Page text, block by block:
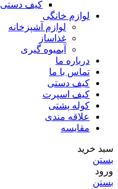
کیف دستی
لوازم خانگی
لوازم آشپزخانه
غذاساز
آبمیوه گیری
درباره ما
تماس با ما
کیف دستی
کیف اسپرت
کوله پشتی
علاقه مندی
مقایسه
سبد خرید
بستن
ورود
بستن